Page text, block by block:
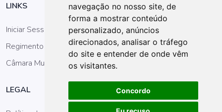
navegação no nosso site, de
forma a mostrar conteúdo
personalizado, anúncios
direcionados, analisar o tráfego
do site e entender de onde vêm
os visitantes.
Concordo
LINKS
Iniciar Sessão
Regimento da AM
Câmara Municipal
LEGAL